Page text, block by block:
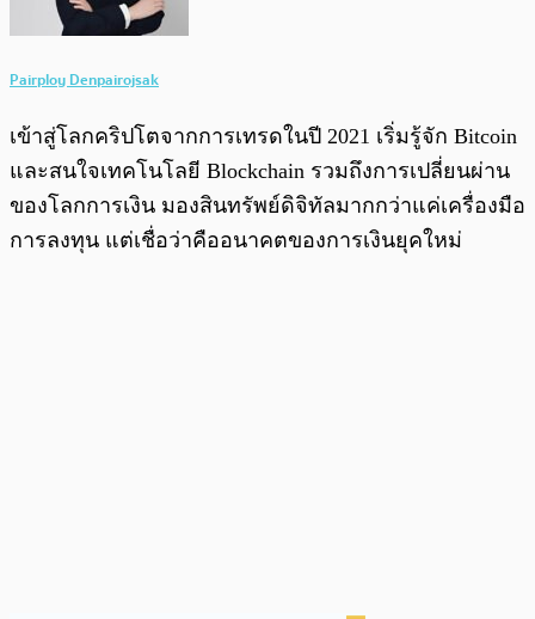
Pairploy Denpairojsak
เข้าสู่โลกคริปโตจากการเทรดในปี 2021 เริ่มรู้จัก Bitcoin
และสนใจเทคโนโลยี Blockchain รวมถึงการเปลี่ยนผ่าน
ของโลกการเงิน มองสินทรัพย์ดิจิทัลมากกว่าแค่เครื่องมือ
การลงทุน แต่เชื่อว่าคืออนาคตของการเงินยุคใหม่